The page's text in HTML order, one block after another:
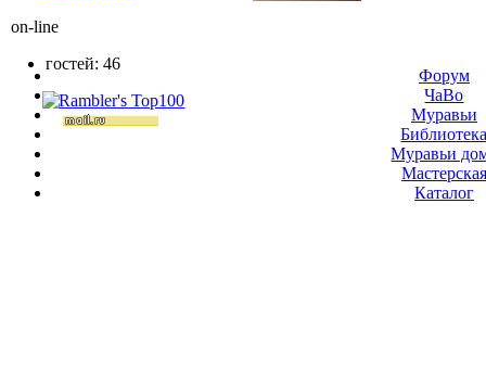
on-line
гостей: 46
Форум
ЧаВо
Муравьи
Муравьи
Мастерская
Каталог